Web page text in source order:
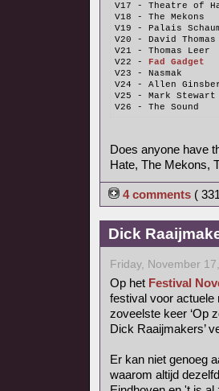
V17 - Theatre of
V18 - The Mekons
V19 - Palais
V20 - David
V21 - Thomas
V22 -
Fad Gadget
V23 - Nasmak
V24 - Allen
V25 - Mark
V26 - The Sound
Does anyone have
Hate, The Mekons,
4 comments (
Dick
Friday, November
Op het Festival
festival voor actuele
zoveelste keer ‘Op
Dick Raaijmakers’
Er kan niet genoeg
waarom altijd